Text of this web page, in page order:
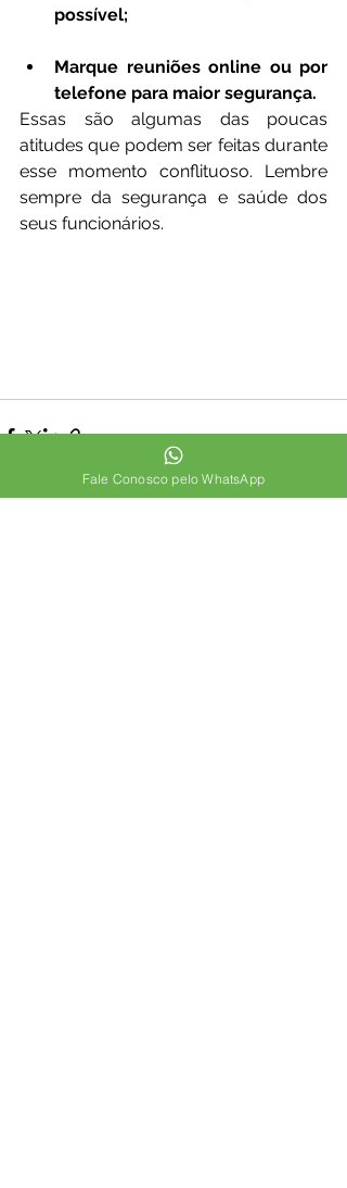
possível;
Marque reuniões online ou por
telefone para maior segurança.
Essas são algumas das poucas
atitudes que podem ser feitas durante
esse momento conflituoso. Lembre
sempre da segurança e saúde dos
seus funcionários.
Fale Conosco pelo WhatsApp